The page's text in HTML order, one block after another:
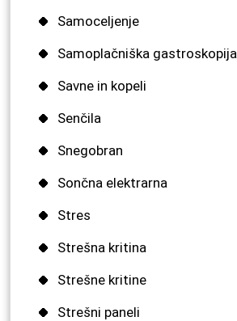
Samoceljenje
Samoplačniška gastroskopija
Savne in kopeli
Senčila
Snegobran
Sončna elektrarna
Stres
Strešna kritina
Strešne kritine
Strešni paneli